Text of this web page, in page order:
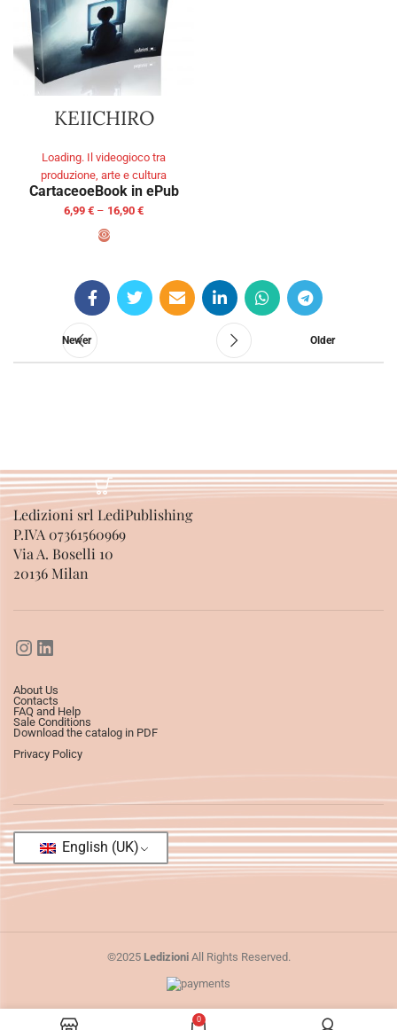
KEIICHIRO
Loading. Il videogioco tra
produzione, arte e cultura
CartaceoeBook in ePub
6,99 € – 16,90 €
Newer Older
Ledizioni srl LediPublishing
P.IVA 07361560969
Via A. Boselli 10
20136 Milan
About Us
Contacts
FAQ and Help
Sale Conditions
Download the catalog in PDF
Privacy Policy
English (UK)
©2025 LedizioniAll Rights Reserved.
0